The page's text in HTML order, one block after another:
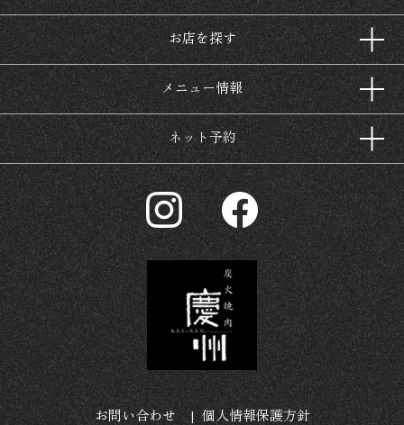
お店を探す
メニュー情報
ネット予約
お問い合わせ 個人情報保護方針